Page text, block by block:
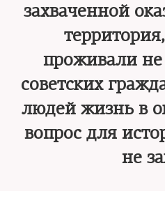
захваченной
проживали
советских
людей жизнь в
вопрос для
не